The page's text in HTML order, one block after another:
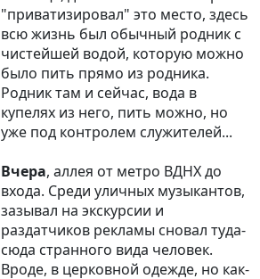
"приватизировал" это место, здесь
всю жизнь был обычный родник с
чистейшей водой, которую можно
было пить прямо из родника.
Родник там и сейчас, вода в
купелях из него, пить можно, но
уже под контролем служителей...
Вчера, аллея от метро ВДНХ до
входа. Среди уличных музыкантов,
зазывал на экскурсии и
раздатчиков рекламы сновал туда-
сюда странного вида человек.
Вроде, в церковной одежде, но как-